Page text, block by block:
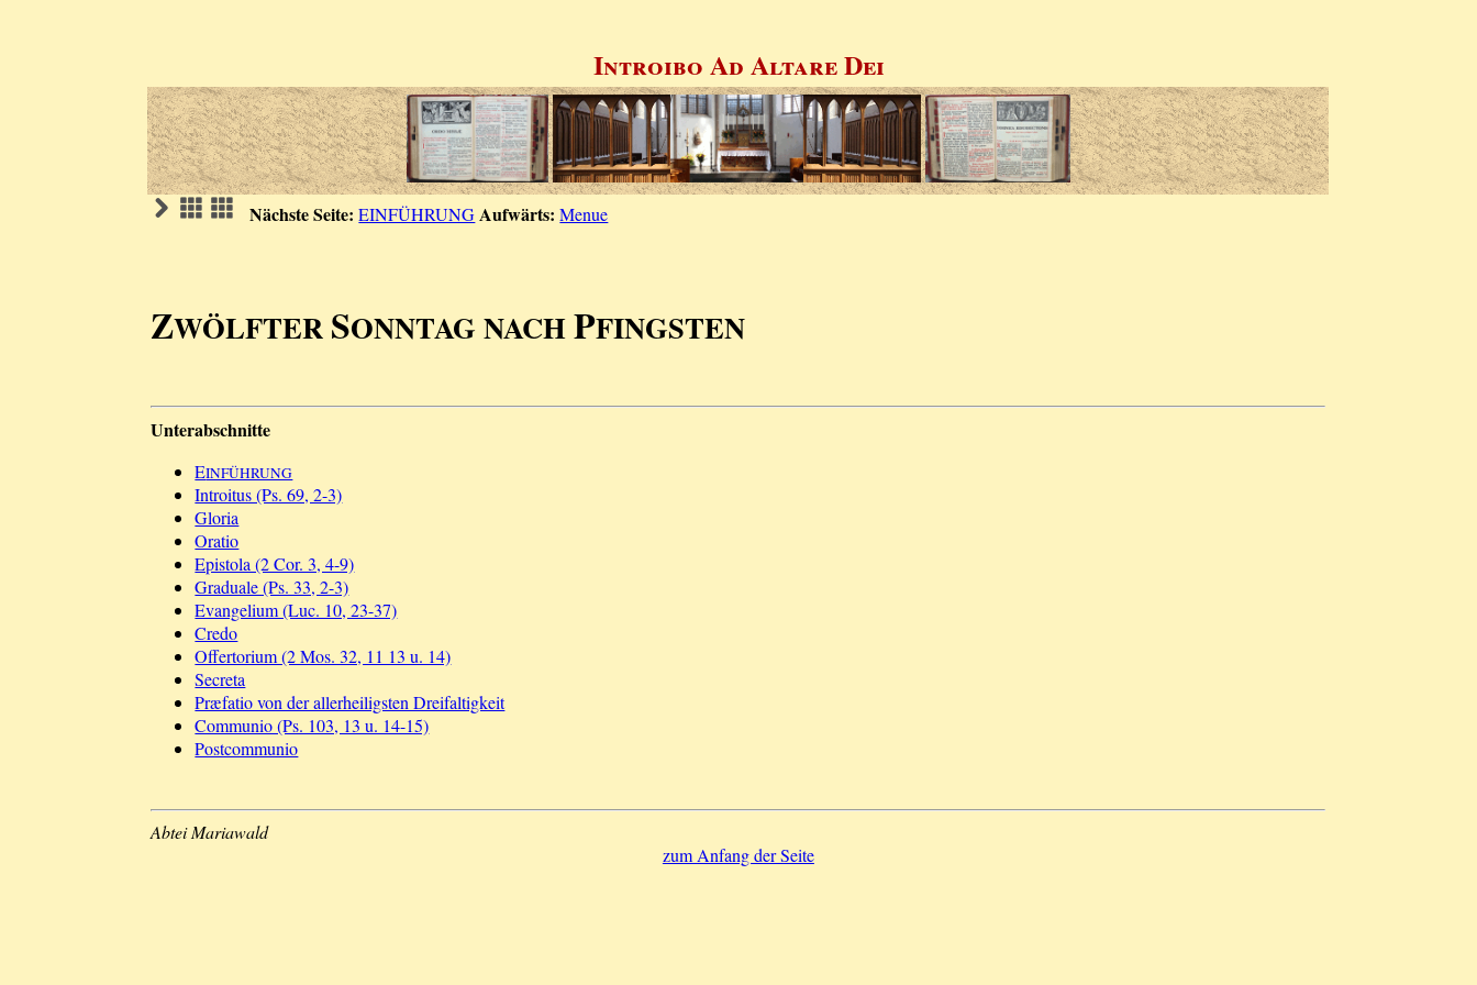
Introibo Ad Altare Dei
Nächste Seite: EINFÜHRUNG Aufwärts: Menue
ZWÖLFTER SONNTAG NACHPFINGSTEN
Unterabschnitte
EINFÜHRUNG
Introitus (Ps. 69, 2-3)
Gloria
Oratio
Epistola (2 Cor. 3, 4-9)
Graduale (Ps. 33, 2-3)
Evangelium (Luc. 10, 23-37)
Credo
Offertorium (2 Mos. 32, 11 13 u. 14)
Secreta
Præfatio von der allerheiligsten Dreifaltigkeit
Communio (Ps. 103, 13 u. 14-15)
Postcommunio
Abtei Mariawald
zum Anfang der Seite